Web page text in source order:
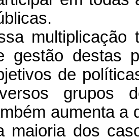
multiplicação
gestão destas
de
grupos
aumenta a
maioria dos